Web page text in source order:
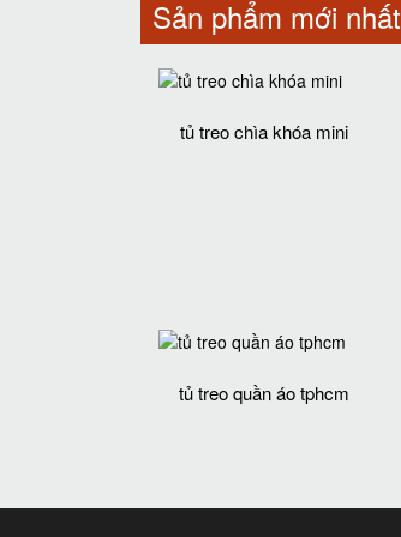
Sản phẩm mới nhất
tủ treo chìa khóa mini
tủ treo quần áo tphcm